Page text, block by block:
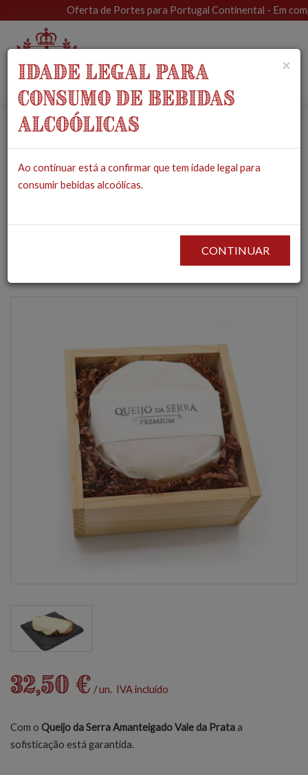
Oferta de Portes para Portugal Continental - Em
Queijo de Ovelha
Serra Amanteigado
Vale da Prata
QUEIJO DE OVELHA SERRA
AMANTEIGADO EM PAPEL COM CAIXA - VALE DA PRATA
32,50 € / un. IVA incluído
Com o Queijo da Serra Amanteigado Vale da Prata a
sofisticação está garantida.
×
IDADE LEGAL PARA
CONSUMO DE BEBIDAS
ALCOÓLICAS
Ao continuar está a confirmar que tem idade legal para
consumir bebidas alcoólicas.
CONTINUAR